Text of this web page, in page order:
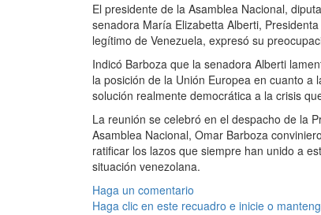
El presidente de la Asamblea Nacional,
senadora María Elizabetta Alberti,
legítimo de Venezuela, expresó su
Indicó Barboza que la senadora Alberti
la posición de la Unión Europea en cuanto
solución realmente democrática a la crisis
La reunión se celebró en el despacho de la
Asamblea Nacional, Omar Barboza
ratificar los lazos que siempre han unido a
situación venezolana.
Haga un comentario
Haga clic en este recuadro e inicie o